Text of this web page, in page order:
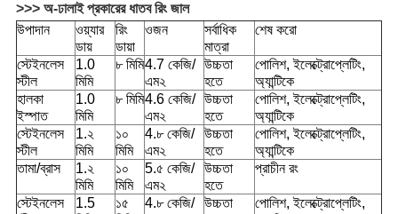
>>> অ-ঢালাই প্রকারের ধাতব রিং জাল
উপাদান
ওয়্যার
ডায়
রিং
ডায়া
ওজন
সর্বাধিক
মাত্রা
শেষ করো
স্টেইনলেস
স্টীল
1.0
মিমি
৮ মিমি4.7 কেজি/
এম২
উচ্চতা
হতে
পোলিশ, ইলেক্ট্রোপ্লেটিং,
অ্যান্টিকে
হালকা
ইস্পাত
1.0
মিমি
৮ মিমি4.6 কেজি/
এম২
উচ্চতা
হতে
পোলিশ, ইলেক্ট্রোপ্লেটিং,
অ্যান্টিকে
স্টেইনলেস
স্টীল
1.২
মিমি
১০
মিমি
4.৮ কেজি/
এম২
উচ্চতা
হতে
পোলিশ, ইলেক্ট্রোপ্লেটিং,
অ্যান্টিকে
তামা/ব্রাস
1.২
মিমি
১০
মিমি
5.৫ কেজি/
এম২
উচ্চতা
হতে
প্রাচীন রং
স্টেইনলেস
1.5
১৫
4.৮ কেজি/
উচ্চতা
পোলিশ, ইলেক্ট্রোপ্লেটিং,